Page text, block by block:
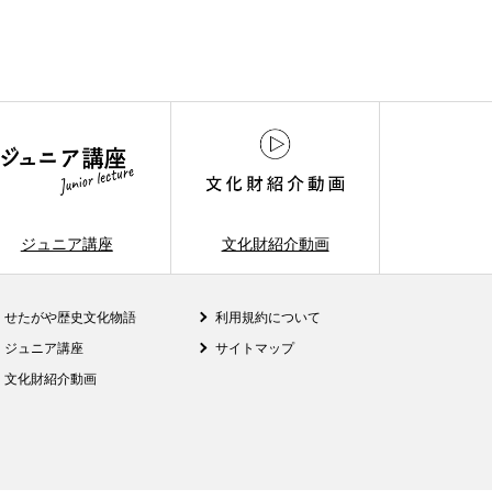
ジュニア講座 文化財紹介動画
せたがや歴史文化物語
ジュニア講座
文化財紹介動画
利用規約について
サイトマップ